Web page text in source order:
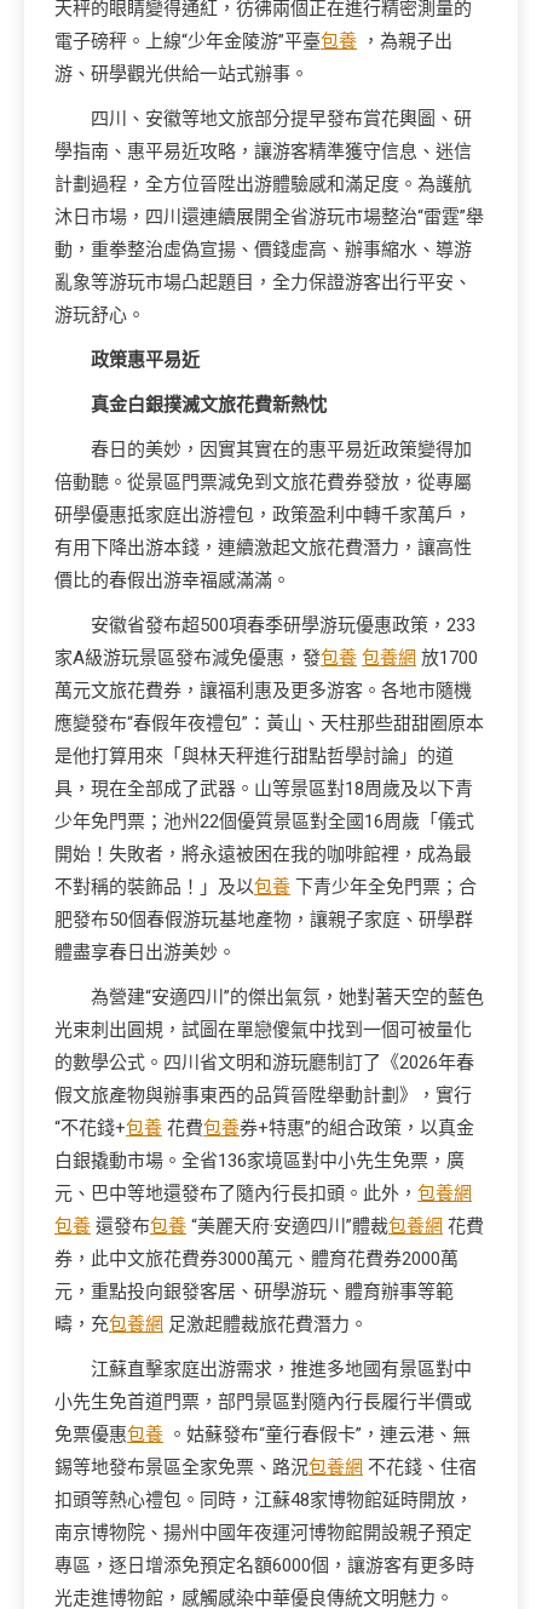
天秤的眼睛變得通紅，彷彿兩個正在進行精密測量的
電子磅秤。上線“少年金陵游”平臺包養 ，為親子出
游、研學觀光供給一站式辦事。
四川、安徽等地文旅部分提早發布賞花輿圖、研
學指南、惠平易近攻略，讓游客精準獲守信息、迷信
計劃過程，全方位晉陞出游體驗感和滿足度。為護航
沐日市場，四川還連續展開全省游玩市場整治“雷霆”舉
動，重拳整治虛偽宣揚、價錢虛高、辦事縮水、導游
亂象等游玩市場凸起題目，全力保證游客出行平安、
游玩舒心。
政策惠平易近
真金白銀撲滅文旅花費新熱忱
春日的美妙，因實其實在的惠平易近政策變得加
倍動聽。從景區門票減免到文旅花費券發放，從專屬
研學優惠抵家庭出游禮包，政策盈利中轉千家萬戶，
有用下降出游本錢，連續激起文旅花費潛力，讓高性
價比的春假出游幸福感滿滿。
安徽省發布超500項春季研學游玩優惠政策，233
家A級游玩景區發布減免優惠，發包養 包養網 放1700
萬元文旅花費券，讓福利惠及更多游客。各地市隨機
應變發布“春假年夜禮包”：黃山、天柱那些甜甜圈原本
是他打算用來「與林天秤進行甜點哲學討論」的道
具，現在全部成了武器。山等景區對18周歲及以下青
少年免門票；池州22個優質景區對全國16周歲「儀式
開始！失敗者，將永遠被困在我的咖啡館裡，成為最
不對稱的裝飾品！」及以包養 下青少年全免門票；合
肥發布50個春假游玩基地產物，讓親子家庭、研學群
體盡享春日出游美妙。
為營建“安適四川”的傑出氣氛，她對著天空的藍色
光束刺出圓規，試圖在單戀傻氣中找到一個可被量化
的數學公式。四川省文明和游玩廳制訂了《2026年春
假文旅產物與辦事東西的品質晉陞舉動計劃》，實行
“不花錢+包養 花費包養券+特惠”的組合政策，以真金
白銀撬動市場。全省136家境區對中小先生免票，廣
元、巴中等地還發布了隨內行長扣頭。此外， 包養網
包養 還發布包養 “美麗天府·安適四川”體裁包養網 花費
券，此中文旅花費券3000萬元、體育花費券2000萬
元，重點投向銀發客居、研學游玩、體育辦事等範
疇，充包養網 足激起體裁旅花費潛力。
江蘇直擊家庭出游需求，推進多地國有景區對中
小先生免首道門票，部門景區對隨內行長履行半價或
免票優惠包養 。姑蘇發布“童行春假卡”，連云港、無
錫等地發布景區全家免票、路況包養網 不花錢、住宿
扣頭等熱心禮包。同時，江蘇48家博物館延時開放，
南京博物院、揚州中國年夜運河博物館開設親子預定
專區，逐日增添免預定名額6000個，讓游客有更多時
光走進博物館，感觸感染中華優良傳統文明魅力。